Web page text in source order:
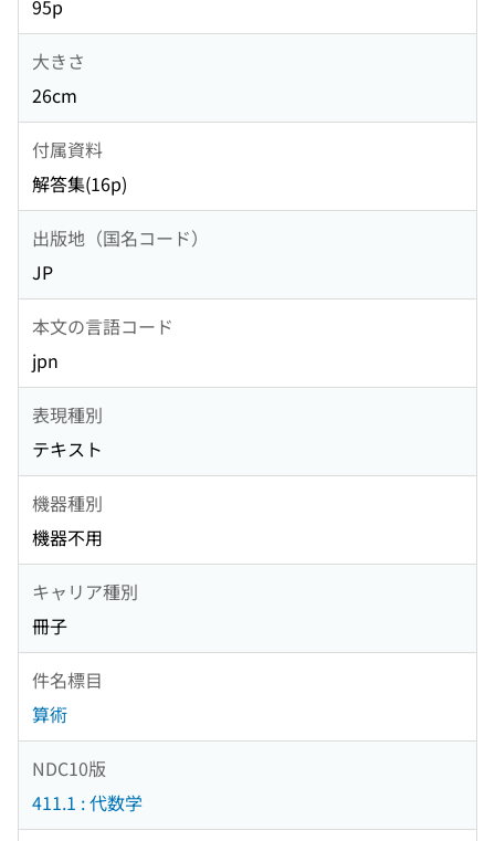
95p
大きさ
26cm
付属資料
解答集(16p)
出版地（国名コード）
JP
本文の言語コード
jpn
表現種別
テキスト
機器種別
機器不用
キャリア種別
冊子
件名標目
算術
NDC10版
411.1 : 代数学